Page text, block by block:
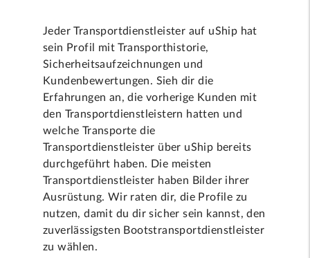
Jeder Transportdienstleister auf uShip hat
sein Profil mit Transporthistorie,
Sicherheitsaufzeichnungen und
Kundenbewertungen. Sieh dir die
Erfahrungen an, die vorherige Kunden mit
den Transportdienstleistern hatten und
welche Transporte die
Transportdienstleister über uShip bereits
durchgeführt haben. Die meisten
Transportdienstleister haben Bilder ihrer
Ausrüstung. Wir raten dir, die Profile zu
nutzen, damit du dir sicher sein kannst, den
zuverlässigsten Bootstransportdienstleister
zu wählen.